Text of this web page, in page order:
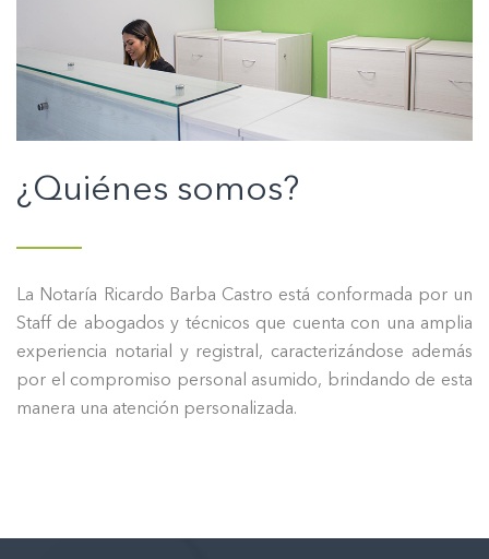
¿Quiénes somos?
La Notaría Ricardo Barba Castro está conformada por un
Staff de abogados y técnicos que cuenta con una amplia
experiencia notarial y registral, caracterizándose además
por el compromiso personal asumido, brindando de esta
manera una atención personalizada.